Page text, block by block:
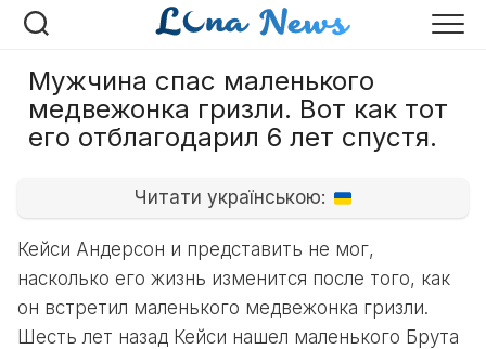
Перейти
Мужчина спас маленького
медвежонка гризли. Вот как тот
его отблагодарил 6 лет спустя.
Читати українською:
Кейси Андерсон и представить не мог,
насколько его жизнь изменится после того, как
он встретил маленького медвежонка гризли.
Шесть лет назад Кейси нашел маленького Брута